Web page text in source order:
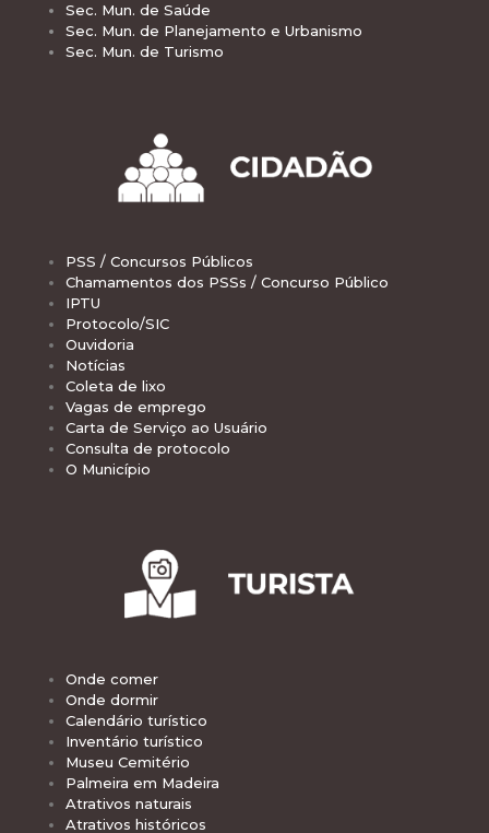
Sec. Mun. de Saúde
Sec. Mun. de Planejamento e Urbanismo
Sec. Mun. de Turismo
PSS / Concursos Públicos
Chamamentos dos PSSs / Concurso Público
IPTU
Protocolo/SIC
Ouvidoria
Notícias
Coleta de lixo
Vagas de emprego
Carta de Serviço ao Usuário
Consulta de protocolo
O Município
Onde comer
Onde dormir
Calendário turístico
Inventário turístico
Museu Cemitério
Palmeira em Madeira
Atrativos naturais
Atrativos históricos